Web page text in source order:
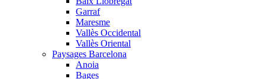
Garraf
Maresme
Vallès Occidental
Vallès Oriental
Paysages Barcelona
Anoia
Bages